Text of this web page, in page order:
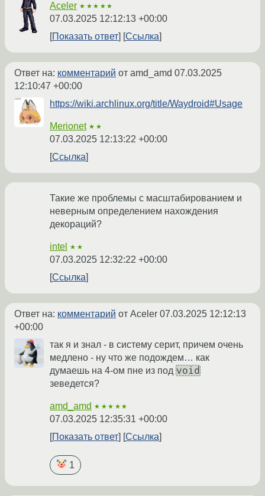
Aceler ★★★★★
07.03.2025 12:12:13 +00:00
Показать ответ
Ссылка
Ответ на: комментарий от amd_amd 07.03.2025
12:10:47 +00:00
https://wiki.archlinux.org/title/Waydroid#Usage
Merionet ★★
07.03.2025 12:13:22 +00:00
Ссылка
Такие же проблемы с масштабированием и
неверным определением нахождения
декораций?
intel ★★
07.03.2025 12:32:22 +00:00
Ссылка
Ответ на: комментарий от Aceler 07.03.2025 12:12:13
+00:00
так я и знал - в систему серит, причем очень
медлено - ну что же подождем… как
думаешь на 4-ом пне из под void
зеведется?
amd_amd ★★★★★
07.03.2025 12:35:31 +00:00
Показать ответ
Ссылка
1